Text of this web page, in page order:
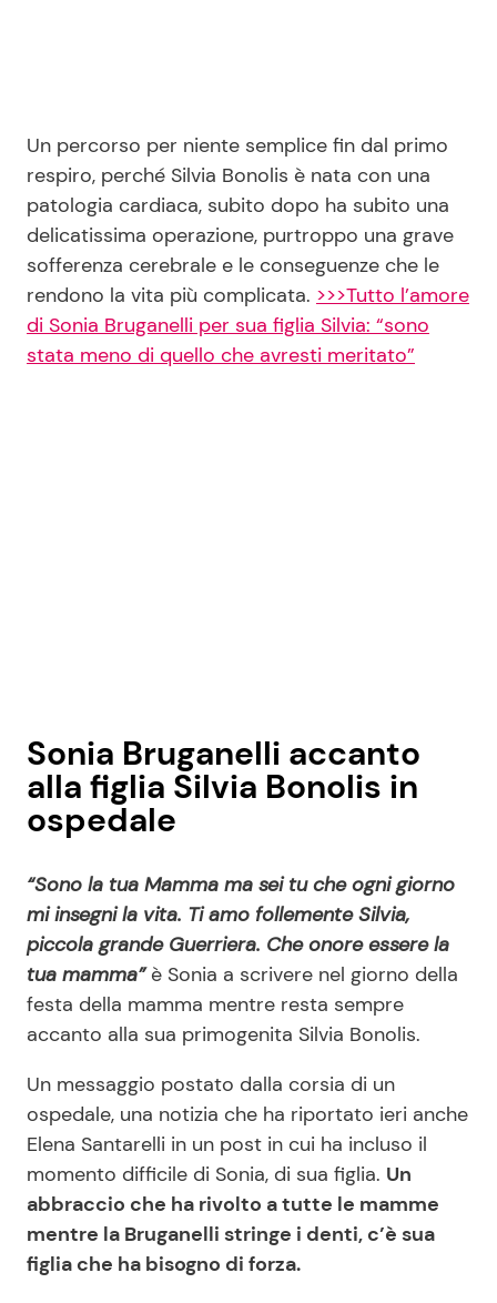
Redazione
Contattaci
Pubblicità
Privacy Policy
Un percorso per niente semplice fin dal primo
respiro, perché Silvia Bonolis è nata con una
patologia cardiaca, subito dopo ha subito una
delicatissima operazione, purtroppo una grave
sofferenza cerebrale e le conseguenze che le
rendono la vita più complicata. >>>Tutto l’amore
di Sonia Bruganelli per sua figlia Silvia: “sono
stata meno di quello che avresti meritato”
Sonia Bruganelli accanto
alla figlia Silvia Bonolis in
ospedale
“Sono la tua Mamma ma sei tu che ogni giorno
mi insegni la vita. Ti amo follemente Silvia,
piccola grande Guerriera. Che onore essere la
tua mamma”è Sonia a scrivere nel giorno della
festa della mamma mentre resta sempre
accanto alla sua primogenita Silvia Bonolis.
Un messaggio postato dalla corsia di un
ospedale, una notizia che ha riportato ieri anche
Elena Santarelli in un post in cui ha incluso il
momento difficile di Sonia, di sua figlia. Un
abbraccio che ha rivolto a tutte le mamme
mentre la Bruganelli stringe i denti, c’è sua
figlia che ha bisogno di forza.